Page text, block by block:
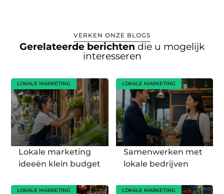
VERKEN ONZE BLOGS
Gerelateerde berichten die u mogelijk
interesseren
LOKALE MARKETING
Lokale marketing
ideeën klein budget
LOKALE MARKETING
Samenwerken met
lokale bedrijven
LOKALE MARKETING LOKALE MARKETING